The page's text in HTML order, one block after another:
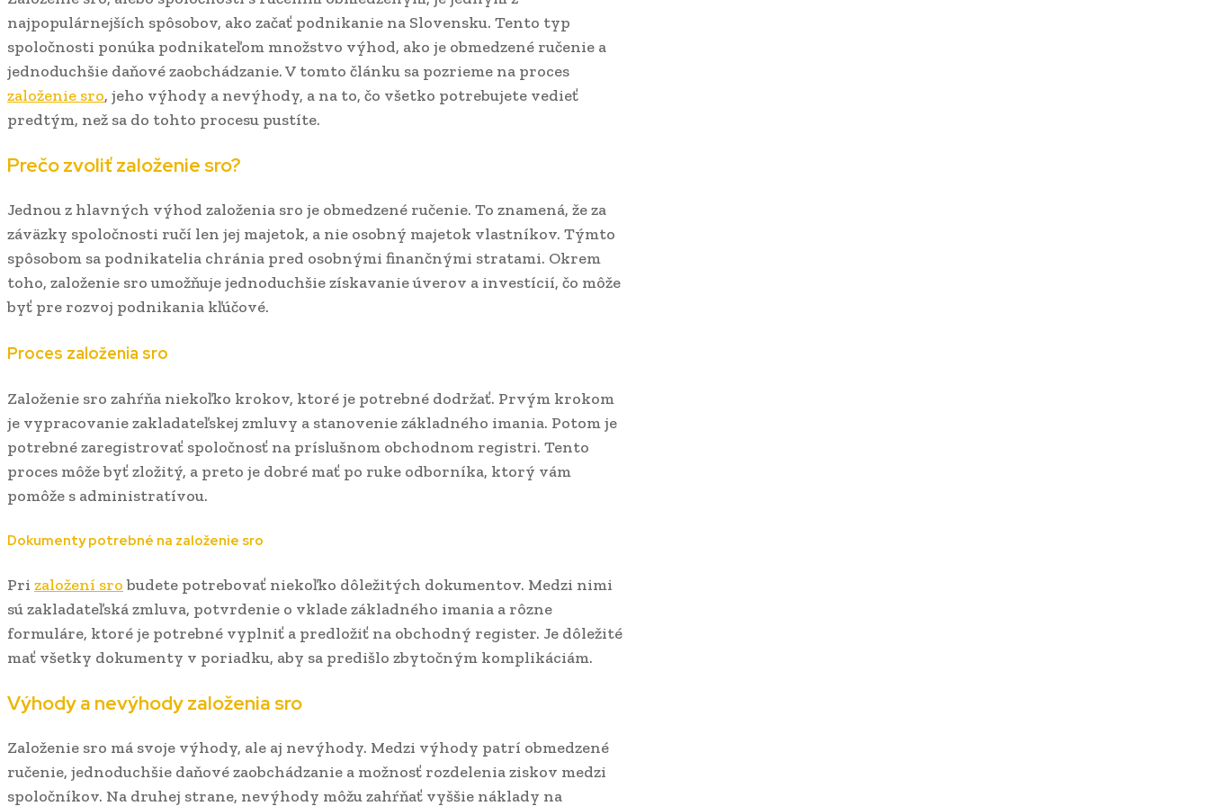
najpopulárnejších spôsobov, ako začať podnikanie na Slovensku. Tento typ
spoločnosti ponúka podnikateľom množstvo výhod, ako je obmedzené ručenie a
jednoduchšie daňové zaobchádzanie. V tomto článku sa pozrieme na proces
založenie sro, jeho výhody a nevýhody, a na to, čo všetko potrebujete vedieť
predtým, než sa do tohto procesu pustíte.
Prečo zvoliť založenie sro?
Jednou z hlavných výhod založenia sro je obmedzené ručenie. To znamená, že za
záväzky spoločnosti ručí len jej majetok, a nie osobný majetok vlastníkov. Týmto
spôsobom sa podnikatelia chránia pred osobnými finančnými stratami. Okrem
toho, založenie sro umožňuje jednoduchšie získavanie úverov a investícií, čo môže
byť pre rozvoj podnikania kľúčové.
Proces založenia sro
Založenie sro zahŕňa niekoľko krokov, ktoré je potrebné dodržať. Prvým krokom
je vypracovanie zakladateľskej zmluvy a stanovenie základného imania. Potom je
potrebné zaregistrovať spoločnosť na príslušnom obchodnom registri. Tento
proces môže byť zložitý, a preto je dobré mať po ruke odborníka, ktorý vám
pomôže s administratívou.
Dokumenty potrebné na založenie sro
Pri založení srobudete potrebovať niekoľko dôležitých dokumentov. Medzi nimi
sú zakladateľská zmluva, potvrdenie o vklade základného imania a rôzne
formuláre, ktoré je potrebné vyplniť a predložiť na obchodný register. Je dôležité
mať všetky dokumenty v poriadku, aby sa predišlo zbytočným komplikáciám.
Výhody a nevýhody založenia sro
Založenie sro má svoje výhody, ale aj nevýhody. Medzi výhody patrí obmedzené
ručenie, jednoduchšie daňové zaobchádzanie a možnosť rozdelenia ziskov medzi
spoločníkov. Na druhej strane, nevýhody môžu zahŕňať vyššie náklady na